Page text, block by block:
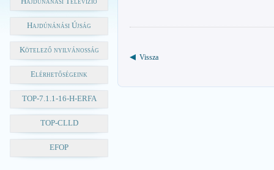
Hajdúnánási Újság
Kötelező nyilvánosság
Elérhetőségeink
TOP-7.1.1-16-H-ERFA
TOP-CLLD
EFOP
Vissza